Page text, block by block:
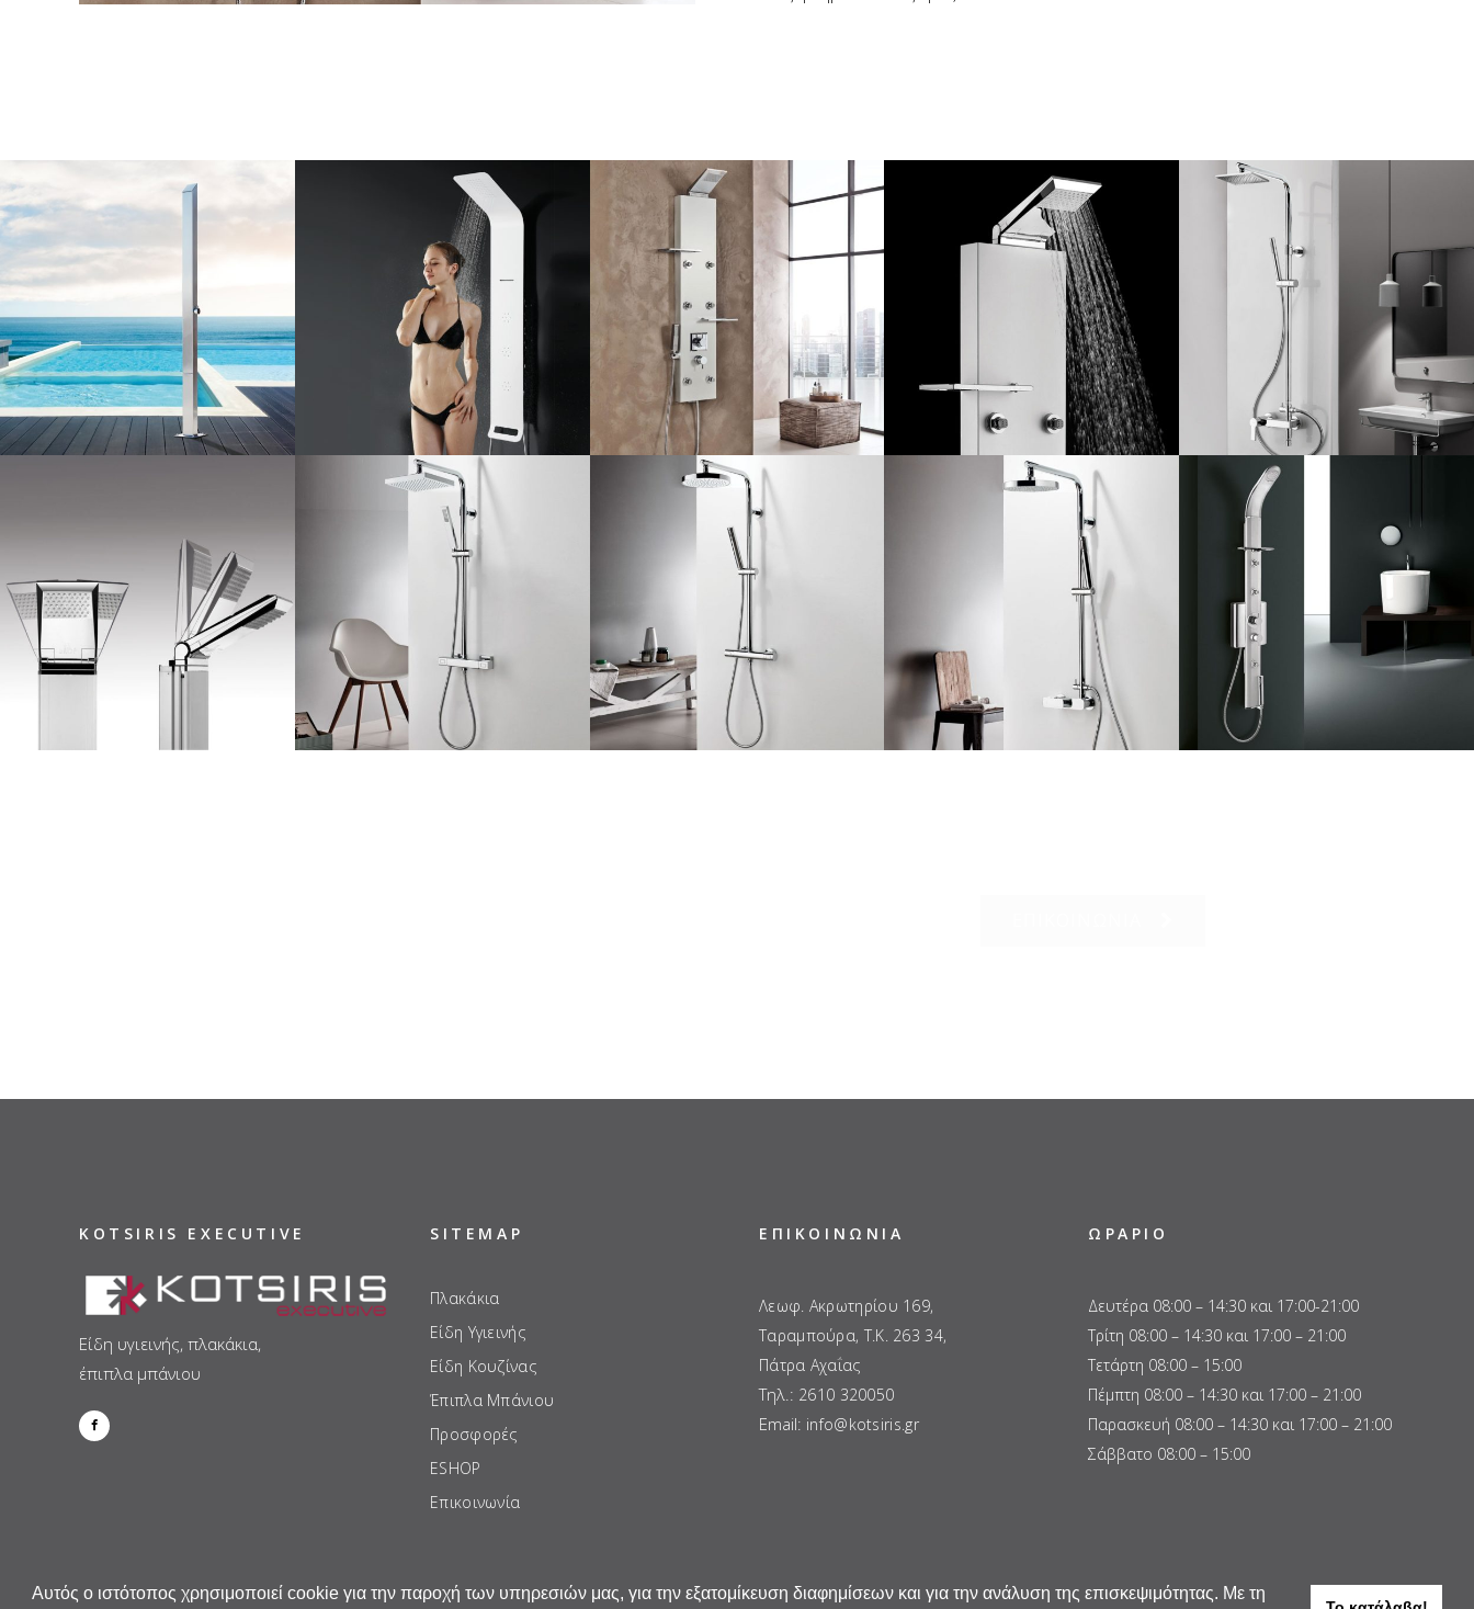
Αυτός ο ιστότοπος χρησιμοποιεί cookie για την παροχή των υπηρεσιών μας, για την εξατομίκευση διαφημίσεων και για την ανάλυση της επισκεψιμότητας. Με τη
KOTSIRIS EXECUTIVE
Είδη υγιεινής, πλακάκια,
έπιπλα μπάνιου
SITEMAP
Πλακάκια
Είδη Υγιεινής
Είδη Κουζίνας
Έπιπλα Μπάνιου
Προσφορές
ESHOP
Επικοινωνία
ΕΠΙΚΟΙΝΩΝΙΑ
Λεωφ. Ακρωτηρίου 169,
Ταραμπούρα, Τ.Κ. 263 34,
Πάτρα Αχαΐας
Τηλ.: 2610 320050
Email: info@kotsiris.gr
ΩΡΑΡΙΟ
Δευτέρα 08:00 – 14:30 και 17:00-21:00
Τρίτη 08:00 – 14:30 και 17:00 – 21:00
Τετάρτη 08:00 – 15:00
Πέμπτη 08:00 – 14:30 και 17:00 – 21:00
Παρασκευή 08:00 – 14:30 και 17:00 – 21:00
Σάββατο 08:00 – 15:00